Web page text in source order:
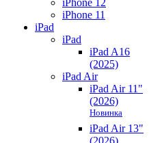
iPhone 12
iPhone 11
iPad
iPad
iPad A16
(2025)
iPad Air
iPad Air 11"
(2026)
Новинка
iPad Air 13"